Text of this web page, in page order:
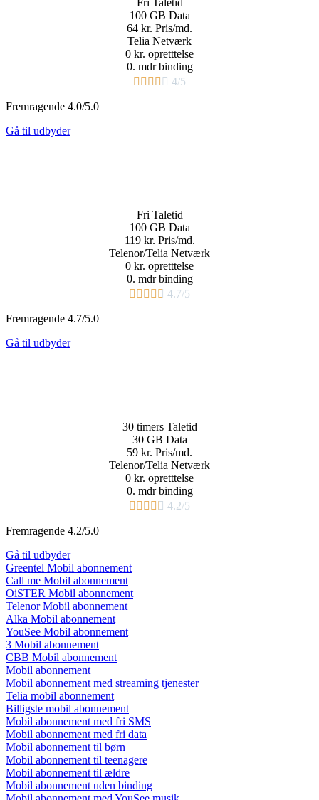
Fri Taletid
100 GB Data
64 kr. Pris/md.​
Telia Netværk
0 kr. opretttelse
0. mdr binding​
     4/5
Fremragende 4.0/5.0
Gå til udbyder
Fri Taletid
100 GB Data
119 kr. Pris/md.​
Telenor/Telia Netværk
0 kr. opretttelse
0. mdr binding​
     4.7/5
Fremragende 4.7/5.0
Gå til udbyder
30 timersTaletid
30 GB Data
59 kr. Pris/md.​
Telenor/Telia Netværk
0 kr. opretttelse
0. mdr binding​
     4.2/5
Fremragende 4.2/5.0
Gå til udbyder
Greentel Mobil abonnement
Call me Mobil abonnement
OiSTER Mobil abonnement
Telenor Mobil abonnement
Alka Mobil abonnement
YouSee Mobil abonnement
3 Mobil abonnement
CBB Mobil abonnement
Mobil abonnement
Mobil abonnement med streaming tjenester
Telia mobil abonnement
Billigste mobil abonnement
Mobil abonnement med fri SMS
Mobil abonnement med fri data
Mobil abonnement til børn
Mobil abonnement til teenagere
Mobil abonnement til ældre
Mobil abonnement uden binding